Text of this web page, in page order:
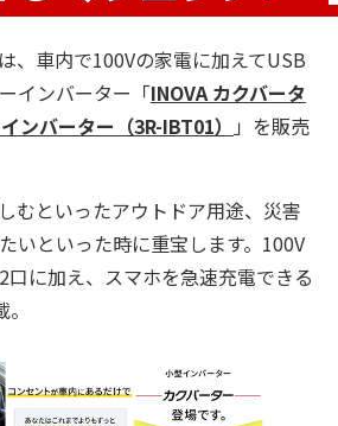
、車内で100Vの家電に加えてUSB
インバーター「INOVA カクバータ
ンバーター（3R-IBT01）
」を販売
むといったアウトドア用途、災害
いといった時に重宝します。100V
に加え、スマホを急速充電できる